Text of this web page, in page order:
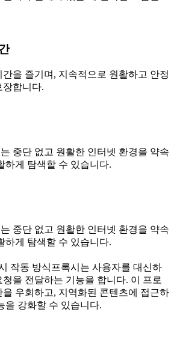
을 즐기며, 지속적으로 원활하고 안정
장합니다.
중단 없고 원활한 인터넷 환경을 약속
하게 탐색할 수 있습니다.
중단 없고 원활한 인터넷 환경을 약속
하게 탐색할 수 있습니다.
작동 방식 프록시는 사용자를 대신하
을 전달하는 기능을 합니다. 이 프로
우회하고, 지역화된 콘텐츠에 접근하
을 강화할 수 있습니다.